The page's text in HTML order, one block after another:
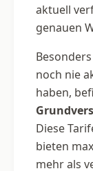
aktuell
genauen
noch nie
haben,
Diese
bieten
mehr als